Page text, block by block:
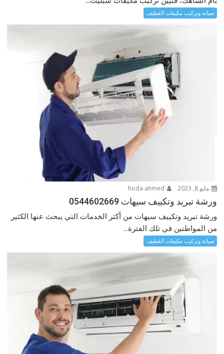
صيانة وتركيب مكيفات القطيف
مايو 8, 2023
ورشة تبريد وتكييف سيهات 0544602669
ورشة تبريد وتكييف سيهات من أكثر الخدمات التي يبحث عنها الكثير
من المواطنين في تلك الفترة...
صيانة وتركيب مكيفات القطيف